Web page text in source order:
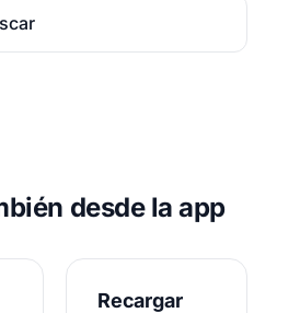
desde la app
Recargar